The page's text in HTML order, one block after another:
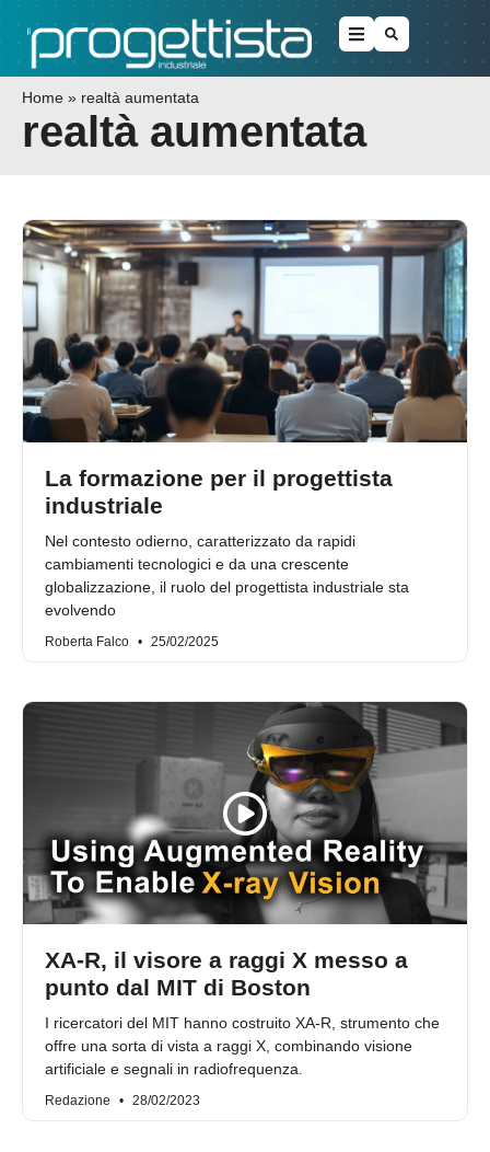
Home » realtà aumentata
realtà aumentata
La formazione per il progettista
industriale
Nel contesto odierno, caratterizzato da rapidi
cambiamenti tecnologici e da una crescente
globalizzazione, il ruolo del progettista industriale sta
evolvendo
Roberta Falco 25/02/2025
XA-R, il visore a raggi X messo a
punto dal MIT di Boston
I ricercatori del MIT hanno costruito XA-R, strumento che
offre una sorta di vista a raggi X, combinando visione
artificiale e segnali in radiofrequenza.
Redazione 28/02/2023